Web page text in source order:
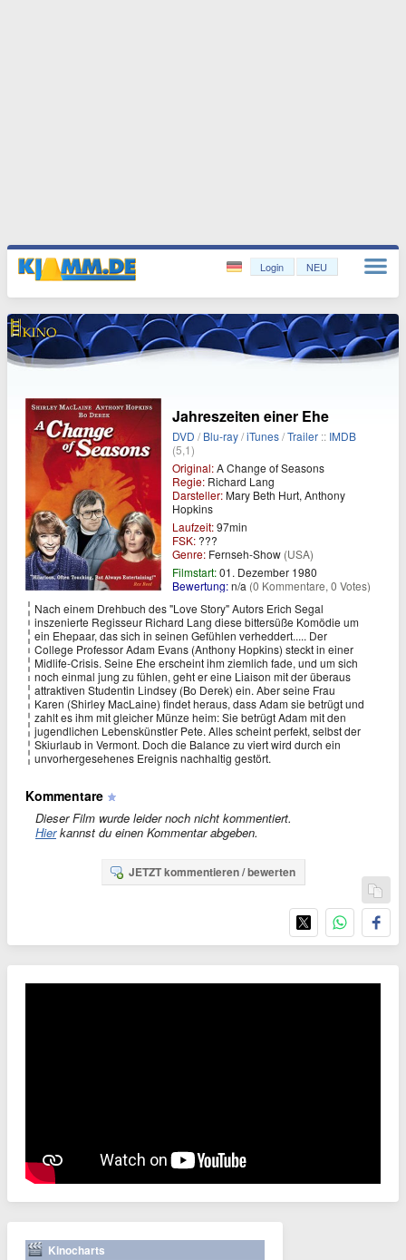
Login NEU
Jahreszeiten einer Ehe
DVD /Blu-ray/iTunes/Trailer :: IMDB
(5,1)
Original:A Change of Seasons
Regie: Richard Lang
Darsteller:Mary Beth Hurt, Anthony
Hopkins
Laufzeit:97min
FSK: ???
Genre: Fernseh-Show (USA)
Filmstart:01. Dezember 1980
Bewertung:n/a (0 Kommentare, 0 Votes)
Nach einem Drehbuch des "Love Story" Autors Erich Segal
inszenierte Regisseur Richard Lang diese bittersüße Komödie um
ein Ehepaar, das sich in seinen Gefühlen verheddert..... Der
College Professor Adam Evans (Anthony Hopkins) steckt in einer
Midlife-Crisis. Seine Ehe erscheint ihm ziemlich fade, und um sich
noch einmal jung zu fühlen, geht er eine Liaison mit der überaus
attraktiven Studentin Lindsey (Bo Derek) ein. Aber seine Frau
Karen (Shirley MacLaine) findet heraus, dass Adam sie betrügt und
zahlt es ihm mit gleicher Münze heim: Sie betrügt Adam mit den
jugendlichen Lebenskünstler Pete. Alles scheint perfekt, selbst der
Skiurlaub in Vermont. Doch die Balance zu viert wird durch ein
unvorhergesehenes Ereignis nachhaltig gestört.
Kommentare
Dieser Film wurde leider noch nicht kommentiert.
Hierkannst du einen Kommentar abgeben.
JETZT kommentieren / bewerten
Kinocharts